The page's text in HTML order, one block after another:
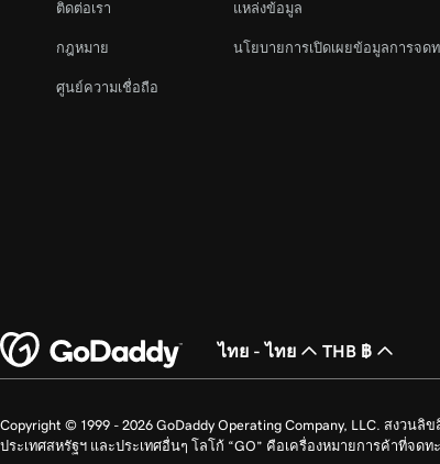
บทเรียนที่ 23 (จาก 23)
สร้างโฮมเพจของฉันในเว็บไซต์ + การตลาด
ติดต่อเรา
กฎหมาย
ศูนย์ความเชื่อถือ
แหล่งข้อมูล
นโยบายการเปิดเผยข้อมูลการจด
ไทย - ไทย THB ฿
Copyright © 1999 - 2026 GoDaddy Operating Company, LLC. สงวน
ประเทศสหรัฐฯ และประเทศอื่นๆ โลโก้ “GO” คือเครื่องหมายการค้าที่จดท